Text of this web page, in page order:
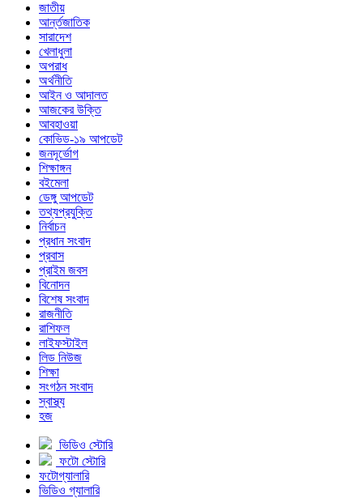
জাতীয়
আর্ন্তজাতিক
সারাদেশ
খেলাধুলা
অপরাধ
অর্থনীতি
আইন ও আদালত
আজকের উক্তি
আবহাওয়া
কোভিড-১৯ আপডেট
জনদূর্ভোগ
শিক্ষাঙ্গন
বইমেলা
ডেঙ্গু আপডেট
তথ্যপ্রযুক্তি
নির্বাচন
প্রধান সংবাদ
প্রবাস
প্রাইম জবস
বিনোদন
বিশেষ সংবাদ
রাজনীতি
রাশিফল
লাইফস্টাইল
লিড নিউজ
শিক্ষা
সংগঠন সংবাদ
স্বাস্থ্য
হজ
ভিডিও স্টোরি
ফটো স্টোরি
ফটোগ্যালারি
ভিডিও গ্যালারি